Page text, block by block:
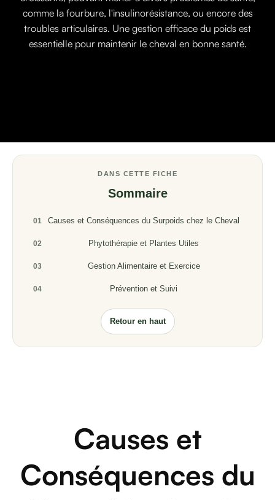
comme la fourbure, l'insulinorésistance, ou encore des
troubles articulaires. Une gestion efficace du poids est
essentielle pour maintenir le cheval en bonne santé.
DANS CETTE FICHE
Sommaire
01 Causes et Conséquences du Surpoids chez le Cheval
02 Phytothérapie et Plantes Utiles
03 Gestion Alimentaire et Exercice
04 Prévention et Suivi
Retour en haut
Causes et
Conséquences du